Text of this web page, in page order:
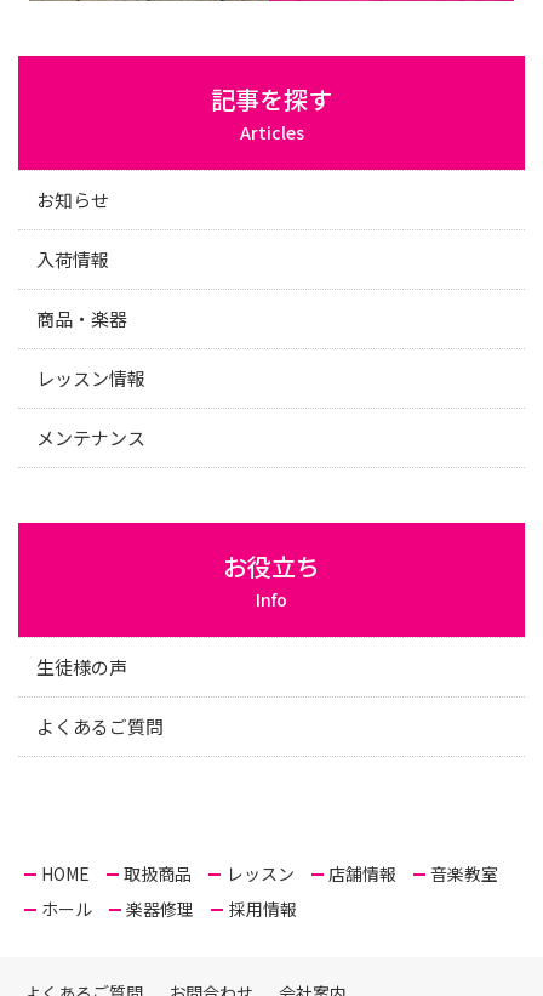
記事を探す
Articles
お知らせ
入荷情報
商品・楽器
レッスン情報
メンテナンス
お役立ち
Info
生徒様の声
よくあるご質問
HOME 取扱商品 レッスン 店舗情報
音楽教室
ホール
楽器修理 採用情報